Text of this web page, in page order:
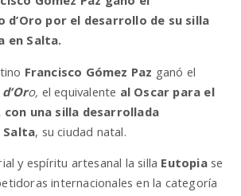
d’Oro por el desarrollo de su silla
en Salta.
Francisco Gómez Paz ganó el
o, el equivalente al Oscar para el
una silla desarrollada
, su ciudad natal.
y espíritu artesanal la silla Eutopiase
internacionales en la categoría